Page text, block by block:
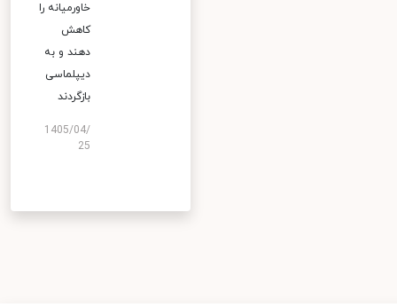
خاورمیانه را
کاهش
دهند و به
دیپلماسی
بازگردند
1405/04/
25